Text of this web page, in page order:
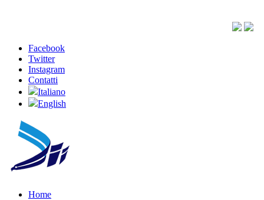
Facebook
Twitter
Instagram
Contatti
Italiano
English
Home